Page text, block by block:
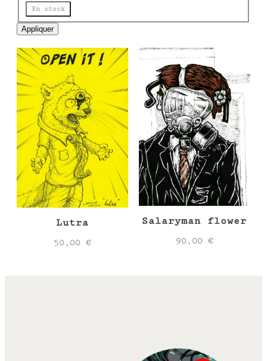
Disponibilité
En stock
Appliquer
Lutra
50,00€
Salaryman flower
90,00 €